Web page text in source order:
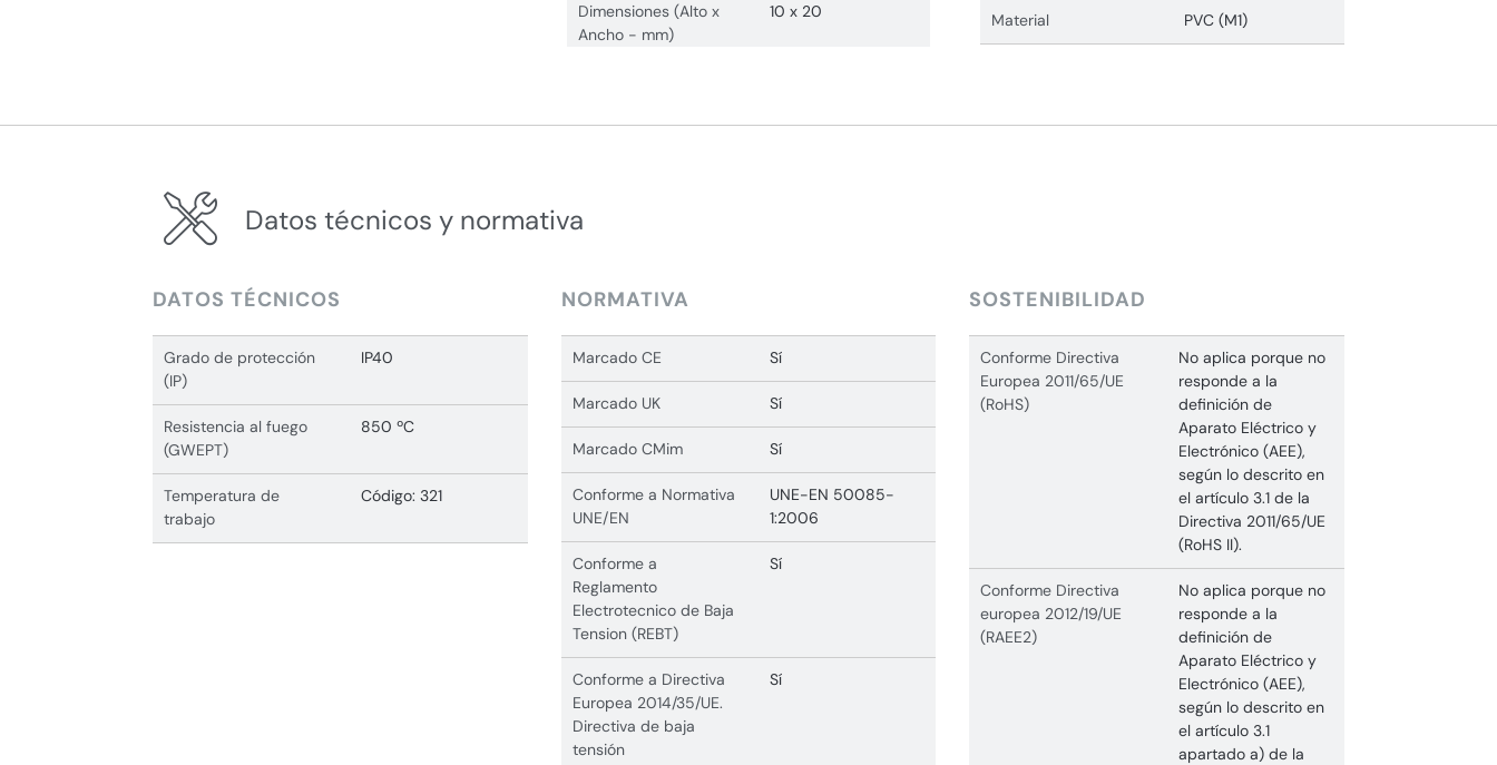
Dimensiones (Alto x
Ancho - mm)
10 x 20 Material PVC (M1)
Datos técnicos y normativa
DATOS TÉCNICOS
Grado de protección
(IP)
IP40
Resistencia al fuego
(GWEPT)
850 ºC
Temperatura de
trabajo
Código: 321
NORMATIVA
Marcado CE Sí
Marcado UK Sí
Marcado CMim Sí
Conforme a Normativa
UNE/EN
UNE-EN 50085-
1:2006
Conforme a
Reglamento
Electrotecnico de Baja
Tension (REBT)
Sí
Conforme a Directiva
Europea 2014/35/UE.
Directiva de baja
tensión
Sí
SOSTENIBILIDAD
Conforme Directiva
Europea 2011/65/UE
(RoHS)
No aplica porque no
responde a la
definición de
Aparato Eléctrico y
Electrónico (AEE),
según lo descrito en
el artículo 3.1 de la
Directiva 2011/65/UE
(RoHS II).
Conforme Directiva
europea 2012/19/UE
(RAEE2)
No aplica porque no
responde a la
definición de
Aparato Eléctrico y
Electrónico (AEE),
según lo descrito en
el artículo 3.1
apartado a) de la